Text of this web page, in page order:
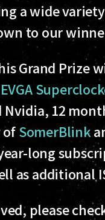
a wide
to our
Grand Prize
Nvidia, 12
ofSomerBlink
long
as additional
please